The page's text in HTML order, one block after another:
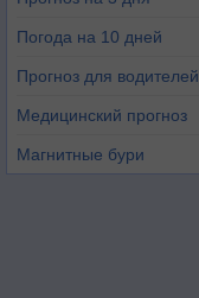
Погода на 10 дней
Прогноз для водителей
Медицинский прогноз
Магнитные бури